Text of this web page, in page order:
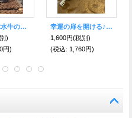
葡萄／英国より 幸運のシルバーチャーム
)
円)
楽譜／英国より 幸運のシルバーチャーム
2,300円(税別)
(税込: 2,530円)